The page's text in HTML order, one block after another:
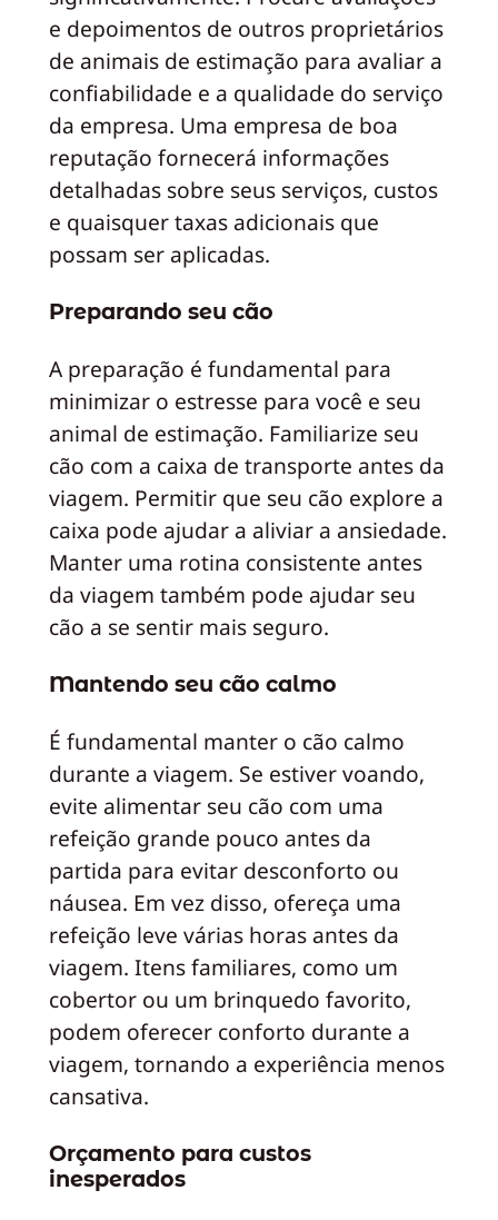
e depoimentos de outros proprietários
de animais de estimação para avaliar a
confiabilidade e a qualidade do serviço
da empresa. Uma empresa de boa
reputação fornecerá informações
detalhadas sobre seus serviços, custos
e quaisquer taxas adicionais que
possam ser aplicadas.
Preparando seu cão
A preparação é fundamental para
minimizar o estresse para você e seu
animal de estimação. Familiarize seu
cão com a caixa de transporte antes da
viagem. Permitir que seu cão explore a
caixa pode ajudar a aliviar a ansiedade.
Manter uma rotina consistente antes
da viagem também pode ajudar seu
cão a se sentir mais seguro.
Mantendo seu cão calmo
É fundamental manter o cão calmo
durante a viagem. Se estiver voando,
evite alimentar seu cão com uma
refeição grande pouco antes da
partida para evitar desconforto ou
náusea. Em vez disso, ofereça uma
refeição leve várias horas antes da
viagem. Itens familiares, como um
cobertor ou um brinquedo favorito,
podem oferecer conforto durante a
viagem, tornando a experiência menos
cansativa.
Orçamento para custos
inesperados